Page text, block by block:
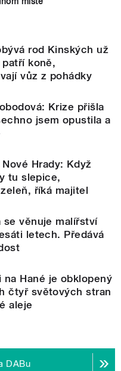
rod Kinských už
koně,
vůz z pohádky
Krize přišla
jsem opustila a
Hrady: Když
tu slepice,
říká majitel
se věnuje malířství
letech. Předává
na Hané je obklopený
čtyř světových stran
aleje
DABu